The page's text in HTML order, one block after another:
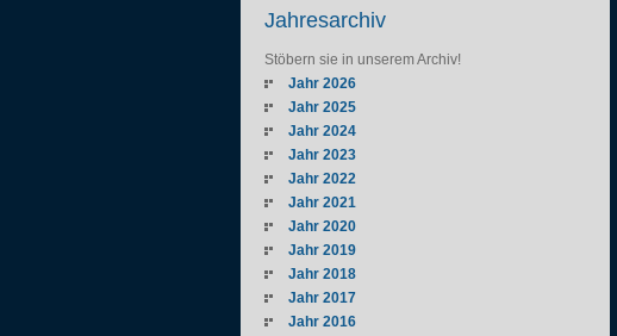
Jahresarchiv
Stöbern sie in unserem Archiv!
Jahr 2026
Jahr 2025
Jahr 2024
Jahr 2023
Jahr 2022
Jahr 2021
Jahr 2020
Jahr 2019
Jahr 2018
Jahr 2017
Jahr 2016